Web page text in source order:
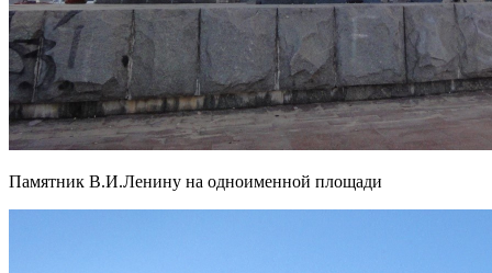
Памятник В.И.Ленину на одноименной площади